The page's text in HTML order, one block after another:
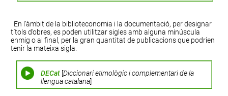
En l’àmbit de la biblioteconomia i la documentació, per designar
títols d’obres, es poden utilitzar sigles amb alguna minúscula
enmig o al final, per la gran quantitat de publicacions que podrien
tenir la mateixa sigla.
DECat[Diccionari etimològic i complementari de la
llengua catalana]